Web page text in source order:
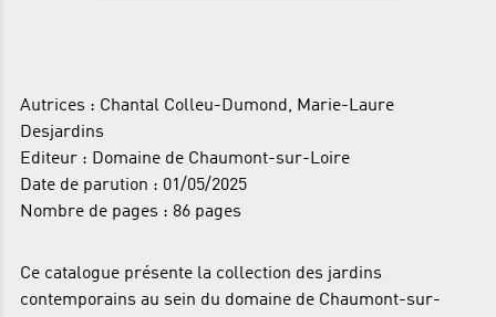
Autrices : Chantal Colleu-Dumond, Marie-Laure
Desjardins
Editeur : Domaine de Chaumont-sur-Loire
Date de parution : 01/05/2025
Nombre de pages : 86 pages
Ce catalogue présente la collection des jardins
contemporains au sein du domaine de Chaumont-sur-